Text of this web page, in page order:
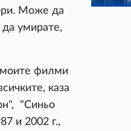
Може да
умирате,
моите филми
каза
"Синьо
и 2002 г.,